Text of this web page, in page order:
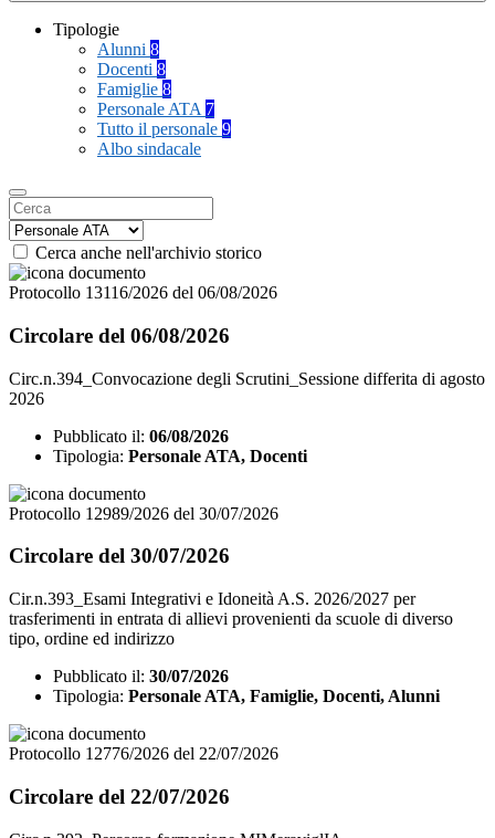
Tipologie
Alunni 8
Docenti 8
Famiglie 8
Personale ATA 7
Tutto il personale 9
Albo sindacale
Cerca anche nell'archivio storico
Protocollo 13116/2026 del 06/08/2026
Circolare del 06/08/2026
Circ.n.394_Convocazione degli Scrutini_Sessione differita di agosto
2026
Pubblicato il: 06/08/2026
Tipologia: Personale ATA, Docenti
Protocollo 12989/2026 del 30/07/2026
Circolare del 30/07/2026
Cir.n.393_Esami Integrativi e Idoneità A.S. 2026/2027 per
trasferimenti in entrata di allievi provenienti da scuole di diverso
tipo, ordine ed indirizzo
Pubblicato il: 30/07/2026
Tipologia: Personale ATA, Famiglie, Docenti, Alunni
Protocollo 12776/2026 del 22/07/2026
Circolare del 22/07/2026